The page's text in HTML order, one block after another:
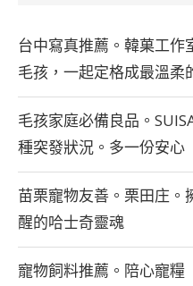
台中寫真推薦。韓菓工作
毛孩，一起定格成最溫柔
毛孩家庭必備良品。
種突發狀況。多一份安心
苗栗寵物友善。栗田庄。
醒的哈士奇靈魂
寵物飼料推薦。陪心寵糧